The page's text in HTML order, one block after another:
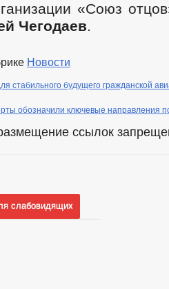
«Союз
Чегодаев.
Новости
стабильного будущего гражданской
обозначили ключевые направления
ссылок
слабовидящих